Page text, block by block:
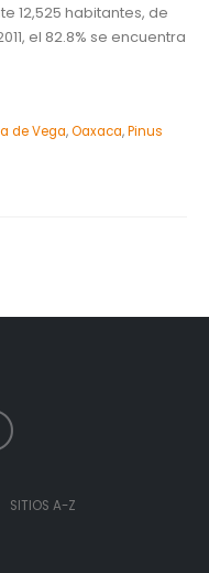
12,525 habitantes, de
el 82.8% se encuentra
de Vega,Oaxaca,Pinus
SITIOS A-Z